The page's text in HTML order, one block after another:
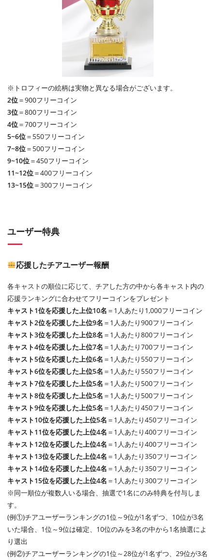
※トロフィーの絵柄は実物と異なる場合がございます。
2位＝900フリーコイン
3位＝800フリーコイン
4位＝700フリーコイン
5~6位＝550フリーコイン
7~8位＝500フリーコイン
9~10位＝450フリーコイン
11~12位＝400フリーコイン
13~15位＝300フリーコイン
ユーザー特典
応援したチアユーザー報酬
各キャストの順位に応じて、チアした方の中から各キャスト内の
応援ランキングに合わせてフリーコインをプレゼント
キャスト1位を応援した上位10名 ＝1人あたり1,000フリーコイン
キャスト2位を応援した上位9名 ＝1人あたり900フリーコイン
キャスト3位を応援した上位8名 ＝1人あたり800フリーコイン
キャスト4位を応援した上位7名 ＝1人あたり700フリーコイン
キャスト5位を応援した上位6名 ＝1人あたり550フリーコイン
キャスト6位を応援した上位5名 ＝1人あたり550フリーコイン
キャスト7位を応援した上位5名 ＝1人あたり500フリーコイン
キャスト8位を応援した上位5名 ＝1人あたり500フリーコイン
キャスト9位を応援した上位5名 ＝1人あたり450フリーコイン
キャスト10位を応援した上位5名 ＝1人あたり450フリーコイン
キャスト11位を応援した上位4名 ＝1人あたり400フリーコイン
キャスト12位を応援した上位4名 ＝1人あたり400フリーコイン
キャスト13位を応援した上位4名 ＝1人あたり350フリーコイン
キャスト14位を応援した上位4名 ＝1人あたり350フリーコイン
キャスト15位を応援した上位4名 ＝1人あたり300フリーコイン
※同一順位が複数人いる場合、抽選で1名にのみ特典を付与しま
す。
(例①)チアユーザーランキングの1位～9位が1名ずつ、10位が3名
いた場合、1位～9位は確定、10位のみを3名の中から1名抽選によ
り選出
(例②)チアユーザーランキングの1位～28位が1名ずつ、29位が3名